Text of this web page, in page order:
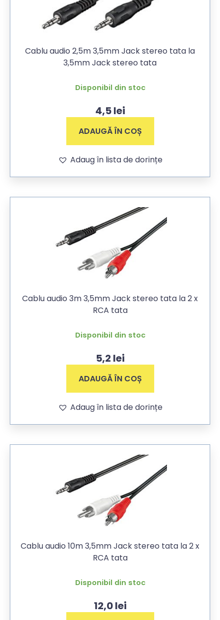
Cablu audio 2,5m 3,5mm Jack stereo tata la
3,5mm Jack stereo tata
Disponibil din stoc
4,5lei
ADAUGĂ ÎN COȘ
Adaug în lista de dorințe
Cablu audio 3m 3,5mm Jack stereo tata la 2 x
RCA tata
Disponibil din stoc
5,2 lei
ADAUGĂ ÎN COȘ
Adaug în lista de dorințe
Cablu audio 10m 3,5mm Jack stereo tata la 2 x
RCA tata
Disponibil din stoc
12,0lei